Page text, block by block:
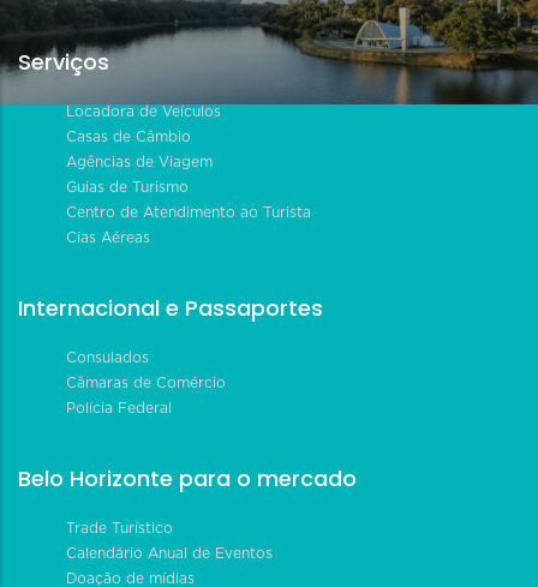
Serviços
Locadora de Veículos
Casas de Câmbio
Agências de Viagem
Guias de Turismo
Centro de Atendimento ao Turista
Cias Aéreas
Internacional e Passaportes
Consulados
Câmaras de Comércio
Polícia Federal
Belo Horizonte para o mercado
Trade Turístico
Calendário Anual de Eventos
Doação de mídias